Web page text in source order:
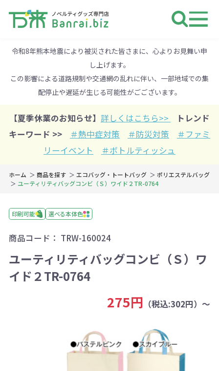
令和8年熊本地震により被災された皆さまに、心よりお見舞い申
し上げます。
この影響による道路規制や交通網の乱れに伴い、一部地域での集
配停止や遅延が生じる可能性がごございます。
【夏季休業のお知らせ】 詳しくはこちら>>
トレンド
キーワード >>
＃熱中症対策 ＃防災対策
＃ファミ
リーイベント
＃ボトルティッシュ
ホーム 商品を探す エコバッグ・トートバッグ
ポリエステルバッグ
ユーティリティバッグコンビ（Ｓ）ワイド２TR-0764
印刷可能 選べる本体色
商品コード： TRW-160024
ユーティリティバッグコンビ（Ｓ）ワ
イド２TR-0764
275円 （税込:302円）～